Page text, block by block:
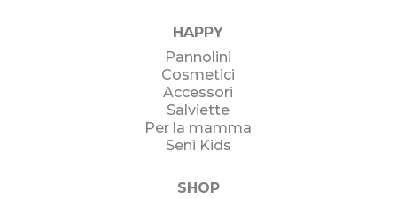
HAPPY
Pannolini
Cosmetici
Accessori
Salviette
Per la mamma
Seni Kids
SHOP